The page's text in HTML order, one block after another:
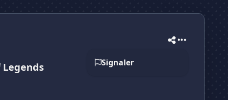
Signaler
Legends